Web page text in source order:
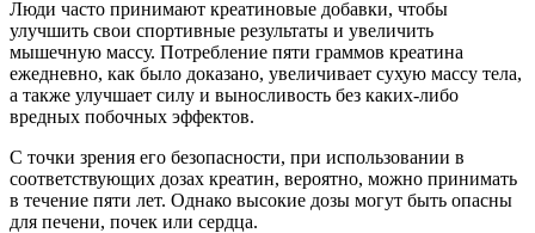
Люди часто принимают креатиновые добавки, чтобы
улучшить свои спортивные результаты и увеличить
мышечную массу. Потребление пяти граммов креатина
ежедневно, как было доказано, увеличивает сухую массу тела,
а также улучшает силу и выносливость без каких-либо
вредных побочных эффектов.
С точки зрения его безопасности, при использовании в
соответствующих дозах креатин, вероятно, можно принимать
в течение пяти лет. Однако высокие дозы могут быть опасны
для печени, почек или сердца.